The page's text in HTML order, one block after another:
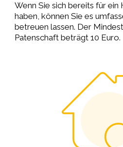
Wenn Sie sich bereits für ein
haben, können Sie es
betreuen lassen. Der
Patenschaft beträgt 10 Euro.